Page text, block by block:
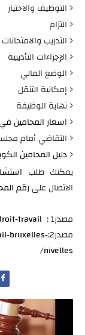
التوظيف والاختيار
التزام
التدريب
الإجراءات التأديبية
الوضع المالي
إمكانية التنقل
نهاية الوظيفة
اسعار المحامين
التقاضي أمام
دليل المحامين
يمكنك طلب
الاتصال على رقم
مصدر1 :
travail/
مصدر2: bruxelles-
nivelles/